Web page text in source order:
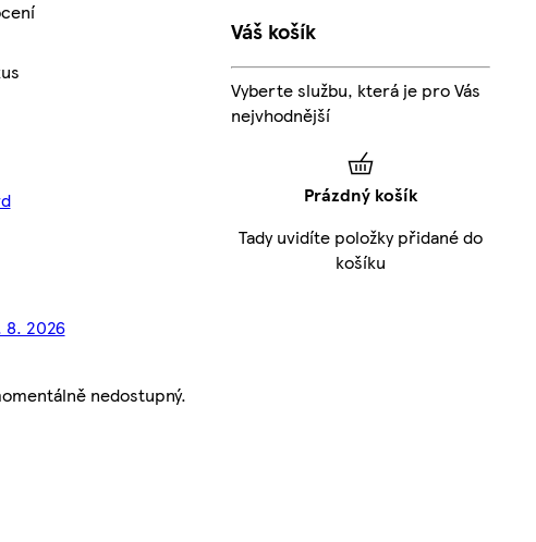
8. 2026
nedostupný.
Váš košík
Vyberte službu, která je pro Vás
nejvhodnější
Prázdný košík
Tady uvidíte položky přidané do
košíku